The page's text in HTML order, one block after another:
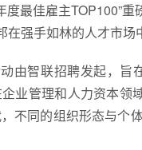
度最佳雇主TOP100”
在强手如林的人才市场
由智联招聘发起，
业管理和人力资本领
不同的组织形态与个